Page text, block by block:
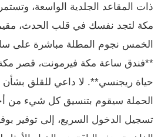
ذات المقاعد الجلدية الواسعة،
مكة لتجد نفسك في قلب الحدث،
الخمس نجوم المطلة مباشرة على
**فندق ساعة مكة فيرمونت، قصر مكة
حياة ريجنسي**. لا داعي للقلق
الحملة سيقوم بتنسيق كل شيء من
تسجيل الدخول السريع، إلى توفير